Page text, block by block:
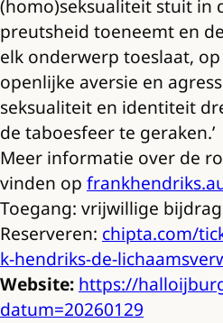
(homo)seksualiteit stuit in
preutsheid toeneemt en
elk onderwerp toeslaat,
openlijke aversie en
seksualiteit en identiteit
de taboesfeer te geraken.’
Meer informatie over de
vinden op
Toegang: vrijwillige
Reserveren: chipta.com/
k-hendriks-de-
Website: https://
datum=20260129